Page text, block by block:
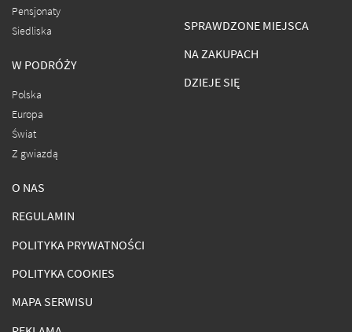
Pensjonaty
Siedliska
W PODRÓŻY
Polska
Europa
Świat
Z gwiazdą
SPRAWDZONE MIEJSCA
NA ZAKUPACH
DZIEJE SIĘ
O NAS
REGULAMIN
POLITYKA PRYWATNOŚCI
POLITYKA COOKIES
MAPA SERWISU